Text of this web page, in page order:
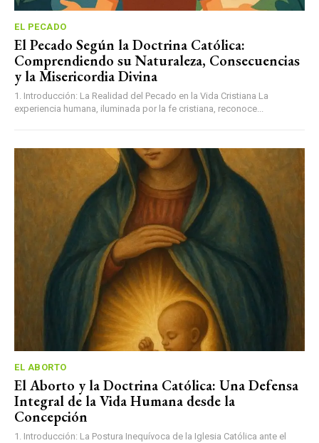
EL PECADO
El Pecado Según la Doctrina Católica:
Comprendiendo su Naturaleza, Consecuencias
y la Misericordia Divina
1. Introducción: La Realidad del Pecado en la Vida Cristiana La
experiencia humana, iluminada por la fe cristiana, reconoce...
EL ABORTO
El Aborto y la Doctrina Católica: Una Defensa
Integral de la Vida Humana desde la
Concepción
1. Introducción: La Postura Inequívoca de la Iglesia Católica ante el